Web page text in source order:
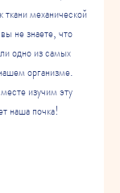
ткани механической
не знаете, что
одно из самых
организме.
изучим эту
наша почка!